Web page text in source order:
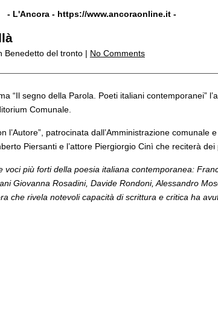
- L'Ancora - https://www.ancoraonline.it -
Benedetto del tronto | No Comments
“Il segno della Parola. Poeti italiani contemporanei”
Comunale.
l’Autore”, patrocinata dall’Amministrazione
Piersanti e l’attore Piergiorgio Cinì che reciterà
voci più forti della poesia italiana contemporanea:
Giovanna Rosadini, Davide Rondoni, Alessandro
che rivela notevoli capacità di scrittura e critica ha